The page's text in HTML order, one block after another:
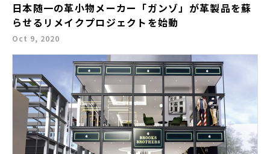
日本随一の革小物メーカー「ガンゾ」が革製品を蘇
らせるリメイクプロジェクトを始動
Oct 9, 2020